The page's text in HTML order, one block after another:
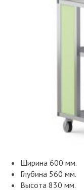
Ширина 600 мм.
Глубина 560 мм.
Высота 830 мм.